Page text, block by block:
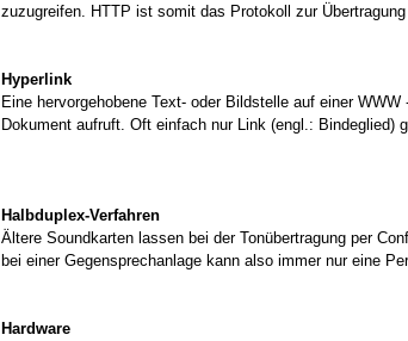
zuzugreifen. HTTP ist somit das Protokoll zur
Hyperlink
Eine hervorgehobene Text- oder Bildstelle auf einer
Dokument aufruft. Oft einfach nur Link (engl.: Bindeglied)
Halbduplex-Verfahren
Ältere Soundkarten lassen bei der Tonübertragung per
bei einer Gegensprechanlage kann also immer nur eine
Hardware